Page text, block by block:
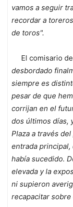
vamos a seguir
recordar a
de toros".
El comisario de
desbordado
siempre es
pesar de que
corrijan en el
dos últimos días,
Plaza a través
entrada principal,
había sucedido.
elevada y la
ni supieron
recapacitar